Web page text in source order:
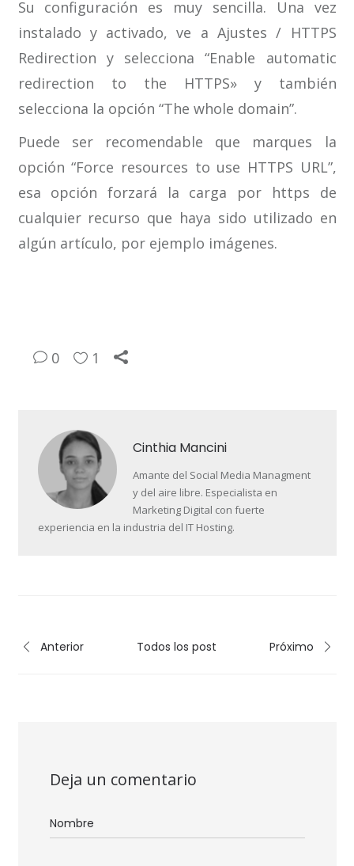
Su configuración es muy sencilla. Una vez
instalado y activado, ve a Ajustes / HTTPS
Redirection y selecciona “Enable automatic
redirection to the HTTPS» y también
selecciona la opción “The whole domain”.
Puede ser recomendable que marques la
opción “Force resources to use HTTPS URL”,
esa opción forzará la carga por https de
cualquier recurso que haya sido utilizado en
algún artículo, por ejemplo imágenes.
0 1
Cinthia Mancini
Amante del Social Media Managment
y del aire libre. Especialista en
Marketing Digital con fuerte
experiencia en la industria del IT Hosting.
Anterior Todos los post Próximo
Deja un comentario